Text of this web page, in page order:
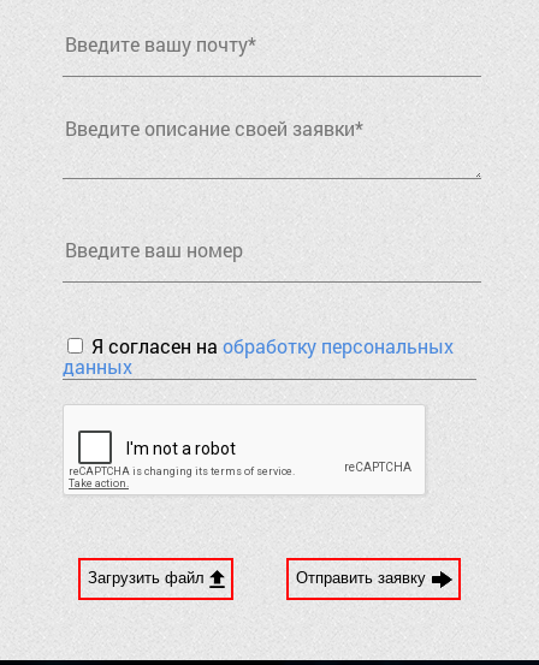
Я согласен наобработку персональных
данных
Загрузить файл Отправить заявку